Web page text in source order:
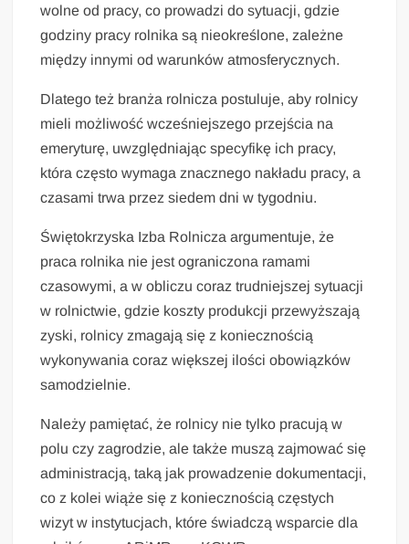
wolne od pracy, co prowadzi do sytuacji, gdzie
godziny pracy rolnika są nieokreślone, zależne
między innymi od warunków atmosferycznych.
Dlatego też branża rolnicza postuluje, aby rolnicy
mieli możliwość wcześniejszego przejścia na
emeryturę, uwzględniając specyfikę ich pracy,
która często wymaga znacznego nakładu pracy, a
czasami trwa przez siedem dni w tygodniu.
Świętokrzyska Izba Rolnicza argumentuje, że
praca rolnika nie jest ograniczona ramami
czasowymi, a w obliczu coraz trudniejszej sytuacji
w rolnictwie, gdzie koszty produkcji przewyższają
zyski, rolnicy zmagają się z koniecznością
wykonywania coraz większej ilości obowiązków
samodzielnie.
Należy pamiętać, że rolnicy nie tylko pracują w
polu czy zagrodzie, ale także muszą zajmować się
administracją, taką jak prowadzenie dokumentacji,
co z kolei wiąże się z koniecznością częstych
wizyt w instytucjach, które świadczą wsparcie dla